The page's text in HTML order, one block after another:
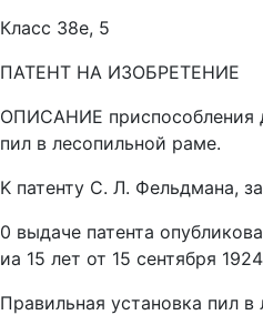
Класс 38е, 5
ПАТЕНТ НА ИЗОБРЕТЕНИЕ
ОПИСАНИЕ приспособления
пил в лесопильной раме.
K патенту С. Л. Фельдмана,
0 выдаче патента
иа 15 лет от 15 сентября
Правильная установка пил